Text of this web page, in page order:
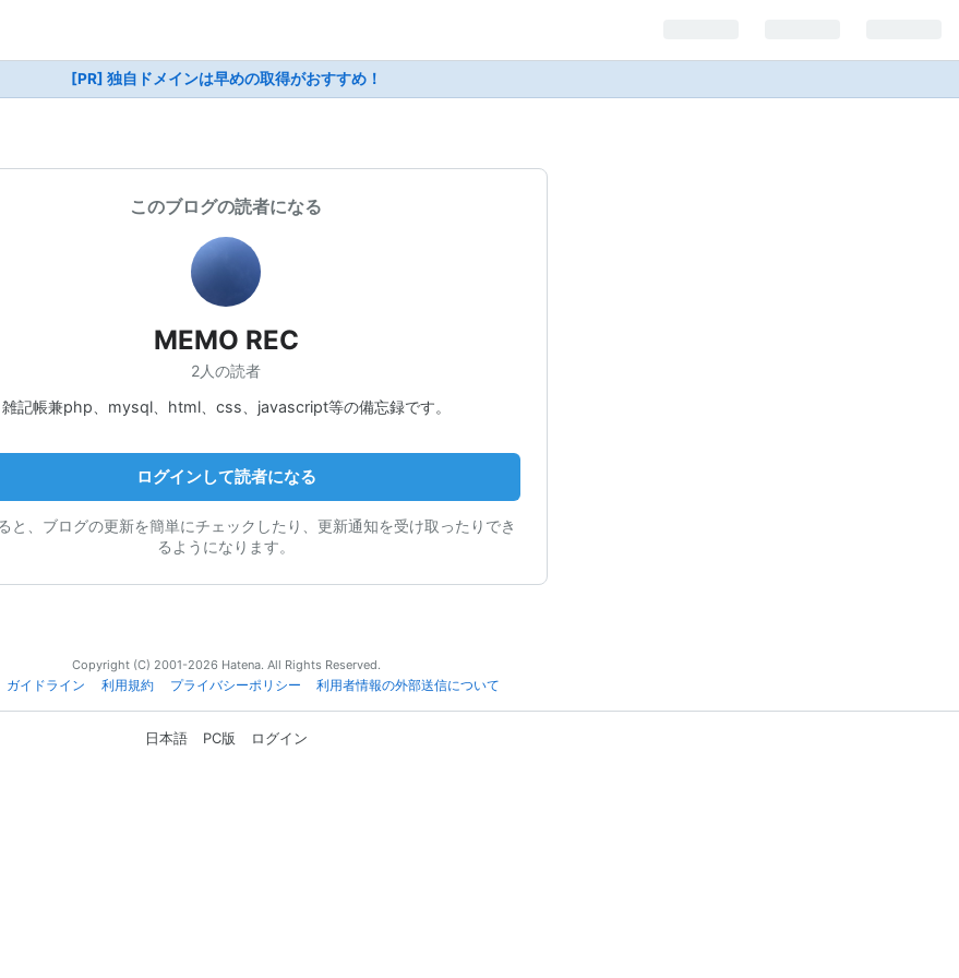
[PR] 独自ドメインは早めの取得がおすすめ！
このブログの読者になる
MEMO REC
2人の読者
雑記帳兼php、mysql、html、css、javascript等の備忘録です。
ログインして読者になる
と、ブログの更新を簡単にチェックしたり、更新通知を受け取ったりでき
るようになります。
Copyright (C) 2001-2026 Hatena. All Rights Reserved.
ガイドライン 利用規約 プライバシーポリシー 利用者情報の外部送信について
日本語 PC版 ログイン